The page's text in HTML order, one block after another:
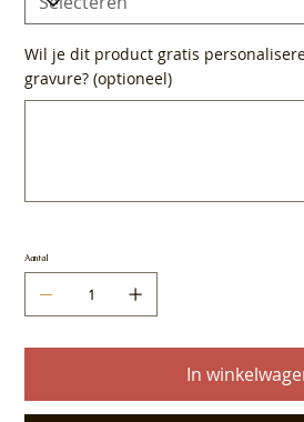
Wil je dit product gratis
gravure? (optioneel)
Aantal
In